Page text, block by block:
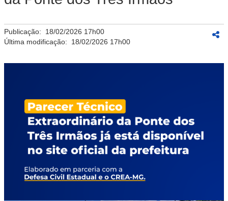
Publicação: 18/02/2026 17h00
Última modificação: 18/02/2026 17h00